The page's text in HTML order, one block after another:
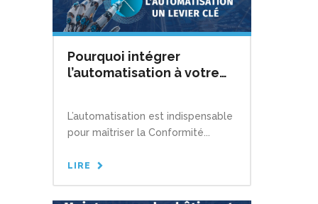
Pourquoi intégrer
l’automatisation à votre
bâtiments ?
L’automatisation est indispensable
pour maîtriser la Conformité...
LIRE